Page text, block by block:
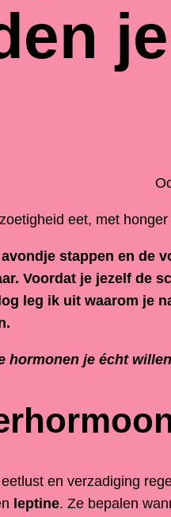
stappen en de
Voordat je jezelf de
leg ik uit waarom je
hormonen je écht
en verzadiging
leptine. Ze bepalen